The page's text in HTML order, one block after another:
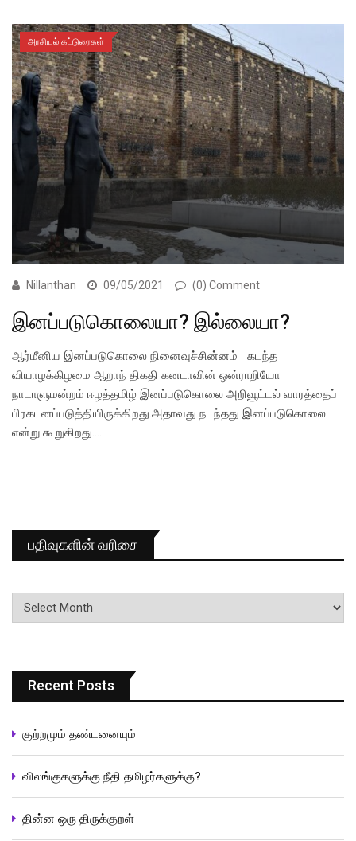
அரசியல் கட்டுரைகள்
Nillanthan 09/05/2021 (0) Comment
இனப்படுகொலையா? இல்லையா?
ஆர்மீனிய இனப்படுகொலை நினைவுச்சின்னம் கடந்த
வியாழக்கிழமை ஆறாந் திகதி கனடாவின் ஒன்ராறியோ
நாடாளுமன்றம் ஈழத்தமிழ் இனப்படுகொலை அறிவூட்டல் வாரத்தைப்
பிரகடனப்படுத்தியிருக்கிறது.அதாவது நடந்தது இனப்படுகொலை
என்று கூறுகிறது.…
பதிவுகளின் வரிசை
பதிவுகளின்
வரிசை
Recent Posts
குற்றமும் தண்டனையும்
விலங்குகளுக்கு நீதி தமிழர்களுக்கு?
தின்ன ஒரு திருக்குறள்